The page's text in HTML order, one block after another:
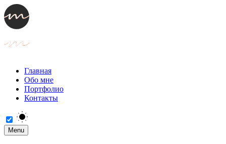
Главная
Обо мне
Портфолио
Контакты
Menu